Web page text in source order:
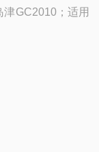
GC2010；适用